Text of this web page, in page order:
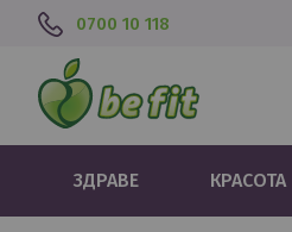
0700 10 118
ЗДРАВЕ КРАСОТА